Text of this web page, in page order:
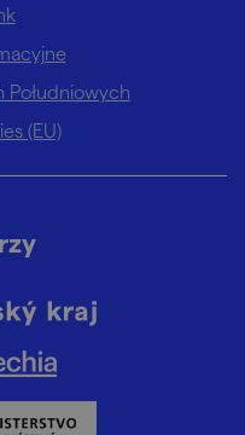
Południowych
(EU)